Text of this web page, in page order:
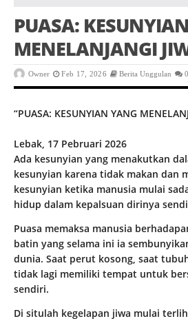
PUASA:
MENELANJANGI
Owner Feb 17, 2026 Berita Unggulan 0
“PUASA: KESUNYIAN YANG
Lebak, 17 Pebruari 2026
Ada kesunyian yang menakutkan
kesunyian karena tidak makan dan
kesunyian ketika manusia mulai
hidup dalam kepalsuan dirinya
Puasa memaksa manusia
batin yang selama ini ia
dunia. Saat perut kosong, saat
tidak lagi memiliki tempat untuk
sendiri.
Di situlah kegelapan jiwa mulai